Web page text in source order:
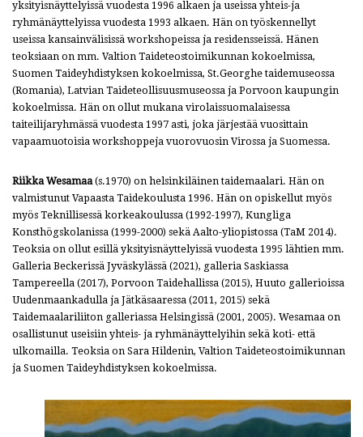
yksityisnäyttelyissä vuodesta 1996 alkaen ja useissa yhteis-ja
ryhmänäyttelyissa vuodesta 1993 alkaen. Hän on työskennellyt
useissa kansainvälisissä workshopeissa ja residensseissä. Hänen
teoksiaan on mm. Valtion Taideteostoimikunnan kokoelmissa,
Suomen Taideyhdistyksen kokoelmissa, St.Georghe taidemuseossa
(Romania), Latvian Taideteollisuusmuseossa ja Porvoon kaupungin
kokoelmissa. Hän on ollut mukana virolaissuomalaisessa
taiteilijaryhmässä vuodesta 1997 asti, joka järjestää vuosittain
vapaamuotoisia workshoppeja vuorovuosin Virossa ja Suomessa.
Riikka Wesamaa(s.1970) on helsinkiläinen taidemaalari. Hän on
valmistunut Vapaasta Taidekoulusta 1996. Hän on opiskellut myös
myös Teknillisessä korkeakoulussa (1992-1997), Kungliga
Konsthögskolanissa (1999-2000) sekä Aalto-yliopistossa (TaM 2014).
Teoksia on ollut esillä yksityisnäyttelyissä vuodesta 1995 lähtien mm.
Galleria Beckerissä Jyväskylässä (2021), galleria Saskiassa
Tampereella (2017), Porvoon Taidehallissa (2015), Huuto gallerioissa
Uudenmaankadulla ja Jätkäsaaressa (2011, 2015) sekä
Taidemaalariliiton galleriassa Helsingissä (2001, 2005). Wesamaa on
osallistunut useisiin yhteis- ja ryhmänäyttelyihin sekä koti- että
ulkomailla. Teoksia on Sara Hildenin, Valtion Taideteostoimikunnan
ja Suomen Taideyhdistyksen kokoelmissa.